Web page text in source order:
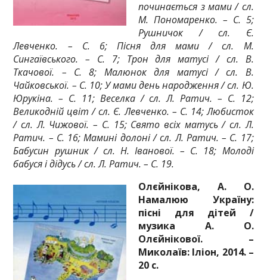
починається з мами / сл.
М. Пономаренко. – С. 5;
Рушничок / сл. Є.
Левченко. – С. 6; Пісня для мами / сл. М.
Сингаївського. – С. 7; Трон для матусі / сл. В.
Ткачової. – С. 8; Малюнок для матусі / сл. В.
Чайковської. – С. 10; У мами день народження / сл. Ю.
Юрукіна. – С. 11; Веселка / сл. Л. Ратич. – С. 12;
Великодній цвіт / сл. Є. Левченко. – С. 14; Любисток
/ сл. Л. Чижової. – С. 15; Свято всіх матусь / сл. Л.
Ратич. – С. 16; Мамині долоні / сл. Л. Ратич. – С. 17;
Бабусин рушник / сл. Н. Іванової. – С. 18; Молоді
бабуся і дідусь / сл. Л. Ратич. – С. 19.
Олєйнікова, А. О.
Намалюю Україну:
пісні для дітей /
музика А. О.
Олєйнікової. –
Миколаїв: Іліон, 2014. –
20 с.